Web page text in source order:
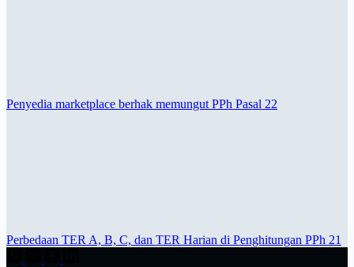
Penyedia marketplace berhak memungut PPh Pasal 22
Perbedaan TER A, B, C, dan TER Harian di Penghitungan PPh 21